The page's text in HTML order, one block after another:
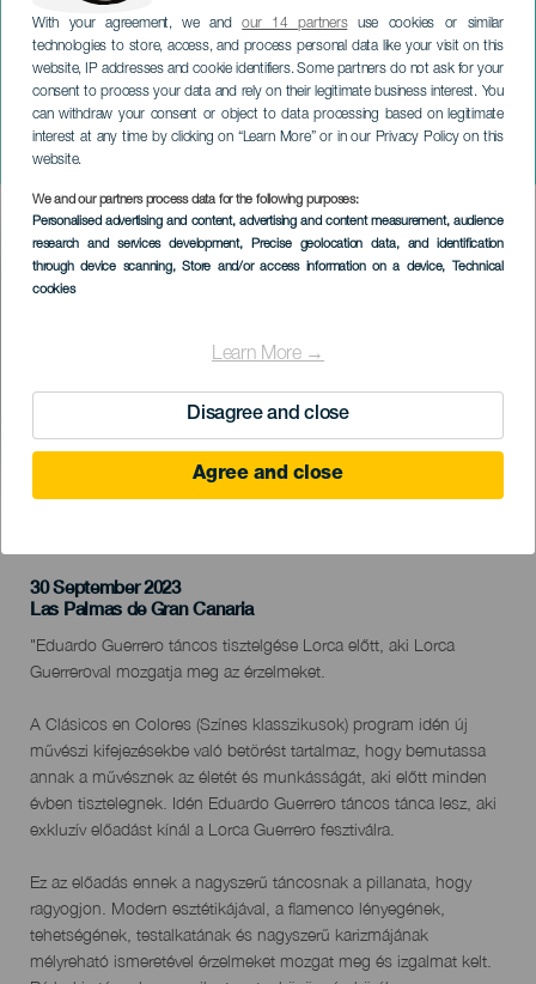
With your agreement, we andour 14 partnersuse cookies or similar
technologies to store, access, and process personal data like your visit on this
website, IP addresses and cookie identifiers. Some partners do not ask for your
consent to process your data and rely on their legitimate business interest. You
can withdraw your consent or object to data processing based on legitimate
interest at any time by clicking on “Learn More” or in our Privacy Policy on this
website.
We and our partners process data for the following purposes:
Personalised advertising and content, advertising and content measurement, audience
research and services development, Precise geolocation data, and identification
through device scanning, Store and/or access information on a device, Technical
cookies
Learn More →
Disagree and close
Agree and close
Eduardo Guerrero. Festival
Clásicos en Colores 2023
GRAN CANARIA
Imagen
Listado
30 September 2023
Localidad
Las Palmas de Gran Canaria
Descripción
del
"Eduardo Guerrero táncos tisztelgése Lorca előtt, aki Lorca
Guerreroval mozgatja meg az érzelmeket.
A Clásicos en Colores (Színes klasszikusok) program idén új
művészi kifejezésekbe való betörést tartalmaz, hogy bemutassa
annak a művésznek az életét és munkásságát, aki előtt minden
évben tisztelegnek. Idén Eduardo Guerrero táncos tánca lesz, aki
exkluzív előadást kínál a Lorca Guerrero fesztiválra.
Ez az előadás ennek a nagyszerű táncosnak a pillanata, hogy
ragyogjon. Modern esztétikájával, a flamenco lényegének,
tehetségének, testalkatának és nagyszerű karizmájának
mélyreható ismeretével érzelmeket mozgat meg és izgalmat kelt.